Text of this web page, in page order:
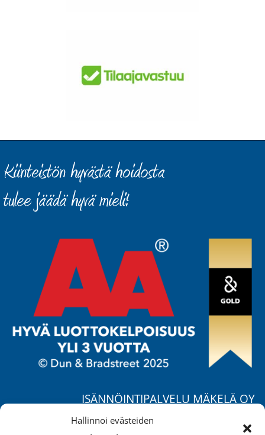
Hallinnoi evästeiden
ISÄNNÖINTIPALVELU MÄKELÄ OY